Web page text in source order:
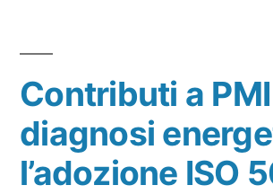
Contributi a
diagnosi
l’adozione ISO